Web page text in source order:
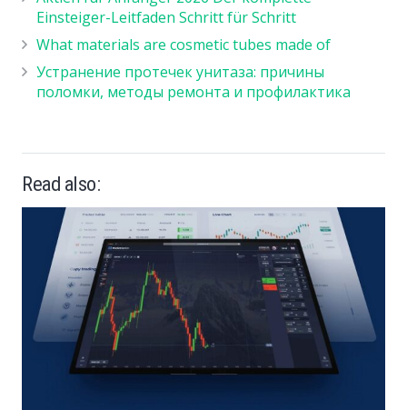
Einsteiger-Leitfaden Schritt für Schritt
What materials are cosmetic tubes made of
Устранение протечек унитаза: причины
поломки, методы ремонта и профилактика
Read also: